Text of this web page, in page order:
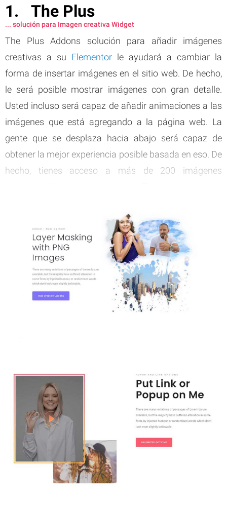
The Plus
... solución para Imagen creativa Widget
The Plus Addons solución para añadir imágenes
creativas a su Elementor le ayudará a cambiar la
forma de insertar imágenes en el sitio web. De hecho,
le será posible mostrar imágenes con gran detalle.
Usted incluso será capaz de añadir animaciones a las
imágenes que está agregando a la página web. La
gente que se desplaza hacia abajo será capaz de
obtener la mejor experiencia posible basada en eso. De
hecho, tienes acceso a más de 200 imágenes
Efectos Hover y Scroll avanzados
Opciones de paralaje, inclinación y información
sobre herramientas
Estructura basada en la capa de élite